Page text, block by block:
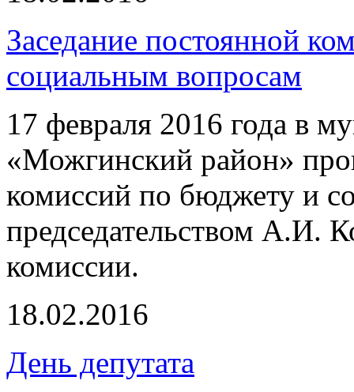
Заседание постоянной
социальным вопросам
17 февраля 2016 года в
«Можгинский район»
комиссий по бюджету и
председательством А.И.
комиссии.
18.02.2016
День депутата